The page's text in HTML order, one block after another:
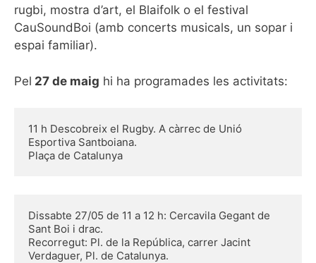
rugbi, mostra d’art, el Blaifolk o el festival
CauSoundBoi (amb concerts musicals, un sopar i
espai familiar).
Pel 27 de maig hi ha programades les activitats:
11 h Descobreix el Rugby. A càrrec de Unió
Esportiva Santboiana.
Plaça de Catalunya
Dissabte 27/05 de 11 a 12 h: Cercavila Gegant de
Sant Boi i drac.
Recorregut: Pl. de la República, carrer Jacint
Verdaguer, Pl. de Catalunya.